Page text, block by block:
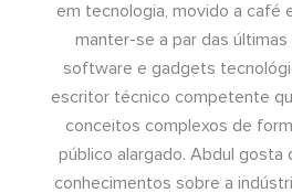
em tecnologia, movido a café
manter-se a par das
software e gadgets
escritor técnico competente
conceitos complexos de
público alargado. Abdul gosta
conhecimentos sobre a